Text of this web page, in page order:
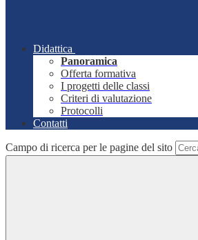
Didattica
Panoramica
Offerta formativa
I progetti delle classi
Criteri di valutazione
Protocolli
Contatti
Campo di ricerca per le pagine del sito